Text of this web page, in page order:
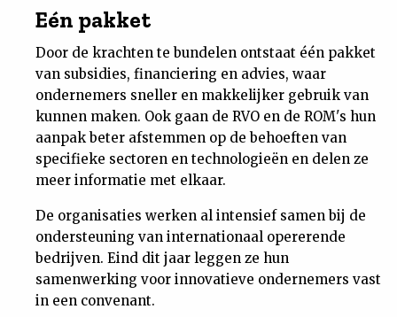
Eén pakket
Door de krachten te bundelen ontstaat één pakket
van subsidies, financiering en advies, waar
ondernemers sneller en makkelijker gebruik van
kunnen maken. Ook gaan de RVO en de ROM's hun
aanpak beter afstemmen op de behoeften van
specifieke sectoren en technologieën en delen ze
meer informatie met elkaar.
De organisaties werken al intensief samen bij de
ondersteuning van internationaal opererende
bedrijven. Eind dit jaar leggen ze hun
samenwerking voor innovatieve ondernemers vast
in een convenant.